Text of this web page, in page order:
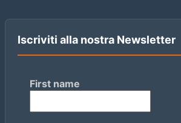
Iscriviti alla nostra Newsletter
First name